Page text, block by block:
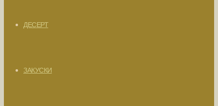
ДЕСЕРТ
ЗАКУСКИ